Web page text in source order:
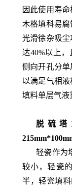
因此使用寿
木格填科易
光滑徐杂吸
达40%以上，
侧向开孔分单
以满足气相
填料单层气液
脱硫塔
轻瓷作为
较小，轻瓷
半，轻瓷填